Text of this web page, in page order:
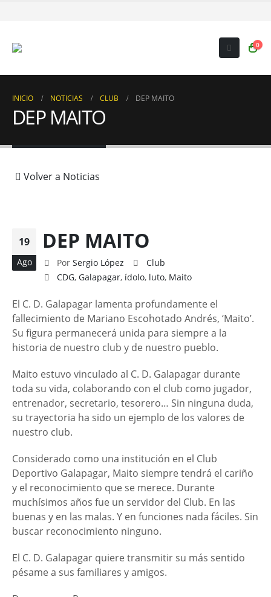
0
INICIO NOTICIAS CLUB DEP MAITO
DEP MAITO
Volver a Noticias
19
Ago
DEP MAITO
Por Sergio López
Club
CDG,Galapagar, ídolo, luto, Maito
El C. D. Galapagar lamenta profundamente el
fallecimiento de Mariano Escohotado Andrés, ‘Maito’.
Su figura permanecerá unida para siempre a la
historia de nuestro club y de nuestro pueblo.
Maito estuvo vinculado al C. D. Galapagar durante
toda su vida, colaborando con el club como jugador,
entrenador, secretario, tesorero… Sin ninguna duda,
su trayectoria ha sido un ejemplo de los valores de
nuestro club.
Considerado como una institución en el Club
Deportivo Galapagar, Maito siempre tendrá el cariño
y el reconocimiento que se merece. Durante
muchísimos años fue un servidor del Club. En las
buenas y en las malas. Y en funciones nada fáciles. Sin
buscar reconocimiento ninguno.
El C. D. Galapagar quiere transmitir su más sentido
pésame a sus familiares y amigos.